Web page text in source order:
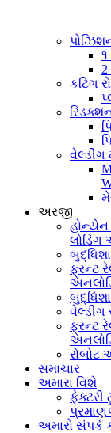
૧
કટિંગ
વેલ્ડીંગ
અરજી
હોન્યેન
લોડિંગ
ફ્રન્ટ
વેલ્ડીંગ
ફ્રન્ટ
રોબોટ
સમાચાર
અમારા વિશે
ફેક્ટરી
અમારો સંપર્ક